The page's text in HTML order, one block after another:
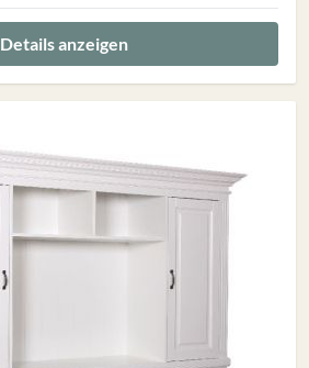
Details anzeigen